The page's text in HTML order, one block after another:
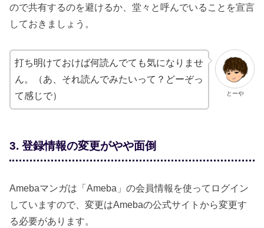
ので共有するのを避けるか、堂々と呼んでいることを宣言
しておきましょう。
とーや
打ち明けておけば何読んでても気になりませ
ん。（あ、それ読んでみたいって？どーぞっ
て感じで）
3. 登録情報の変更がやや面倒
Amebaマンガは「Ameba」の会員情報を使ってログイン
していますので、変更はAmebaの公式サイトから変更す
る必要があります。